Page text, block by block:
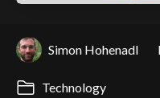
Simon Hohenadl
Technology